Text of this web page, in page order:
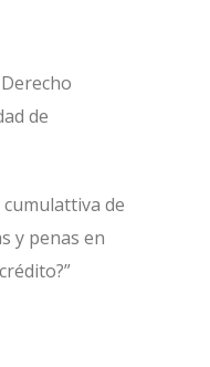
de
cumulattiva de
y penas en